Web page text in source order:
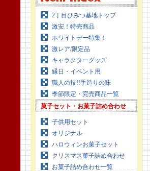
2丁目ひみつ基地トップ
激安！特売商品
ホワイトデー特集！
激レア/限定品
キャラクターグッズ
縁日・イベント用
職人の技!!手造りの味
季節限定・完売商品一覧
菓子セット・お菓子詰め合わせ
子供用セット
オリジナル
ハロウィンお菓子セット
クリスマス菓子詰め合わせ
お菓子詰め合わせ一覧